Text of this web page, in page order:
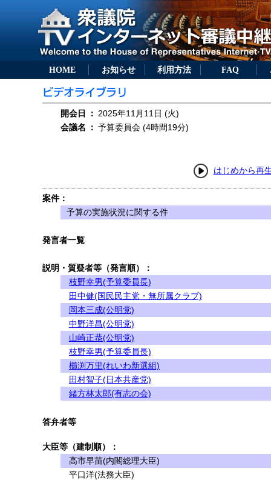
HOME お知らせ 利用方法 FAQ
開会日 ： 2025年11月11日 (火)
会議名
： 予算委員会 (4時間19分)
はじめから再
案件：
予算の実施状況に関する件
発言者一覧
説明・質疑者等（発言順）：
枝野幸男(予算委員長)
田中健(国民民主党・無所属クラブ)
岡本三成(公明党)
中野洋昌(公明党)
山崎正恭(公明党)
枝野幸男(予算委員長)
櫛渕万里(れいわ新選組)
田村智子(日本共産党)
緒方林太郎(有志の会)
答弁者等
大臣等（建制順）：
高市早苗(内閣総理大臣)
平口洋(法務大臣)